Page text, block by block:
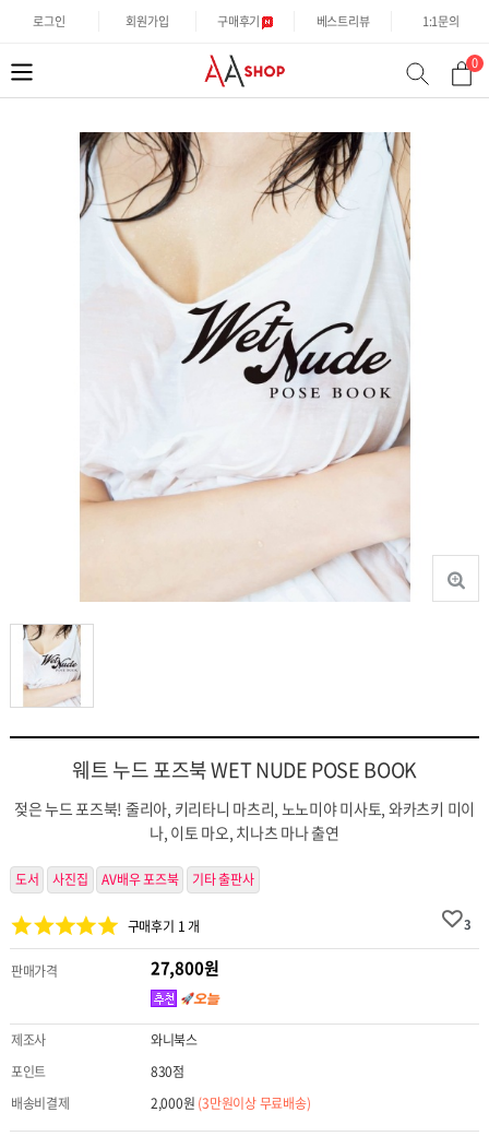
로그인 회원가입 구매후기 베스트리뷰 1:1문의
류
0
웨트 누드 포즈북 WET NUDE POSE BOOK
젖은 누드 포즈북! 줄리아, 키리타니 마츠리, 노노미야 미사토, 와카츠키 미이
나, 이토 마오, 치나츠 마나 출연
도서 사진집 AV배우 포즈북 기타 출판사
구매후기 1 개 3
판매가격 27,800원
제조사
와니북스
포인트
830점
배송비결제
2,000원 (3만원이상 무료배송)